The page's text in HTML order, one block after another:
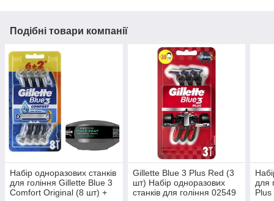
Подібні товари компанії
Набір одноразових станків
для гоління Gillette Blue 3
Comfort Original (8 шт) +
Gillette Blue 3 Plus Red (3
шт) Набір одноразових
станків для гоління 02549
для